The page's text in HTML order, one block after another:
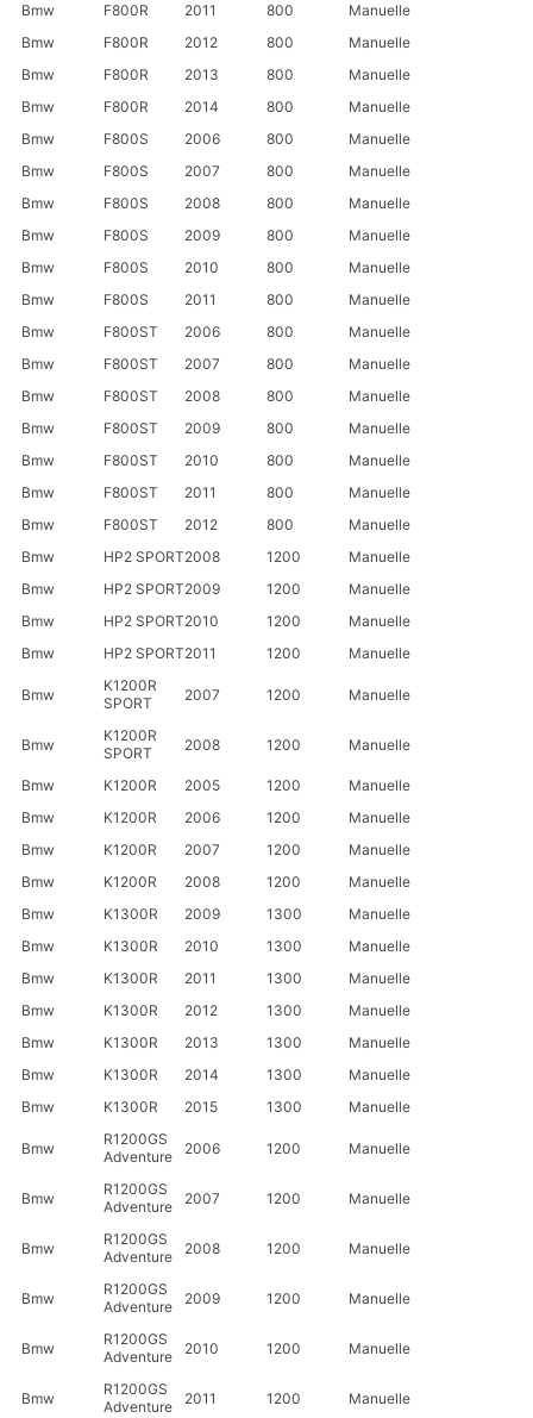
Bmw F800R 2011 800
Manuelle
Bmw
F800R 2012 800
Manuelle
Bmw
F800R 2013 800
Manuelle
Bmw
F800R 2014 800
Manuelle
Bmw
F800S 2006 800
Manuelle
Bmw
F800S 2007 800
Manuelle
Bmw
F800S 2008 800
Manuelle
Bmw
F800S 2009 800
Manuelle
Bmw
F800S 2010 800
Manuelle
Bmw
F800S 2011 800
Manuelle
Bmw
F800ST 2006 800
Manuelle
Bmw
F800ST 2007 800
Manuelle
Bmw
F800ST 2008 800
Manuelle
Bmw
F800ST 2009 800
Manuelle
Bmw
F800ST 2010 800
Manuelle
Bmw
F800ST 2011 800
Manuelle
Bmw
F800ST 2012 800
Manuelle
Bmw
HP2 SPORT2008 1200
Manuelle
Bmw
HP2 SPORT2009 1200
Manuelle
Bmw
HP2 SPORT2010 1200
Manuelle
Bmw
HP2 SPORT2011 1200 Manuelle
Bmw
K1200R
SPORT
2007 1200 Manuelle
Bmw
K1200R
SPORT
2008 1200 Manuelle
Bmw K1200R 2005 1200
Manuelle
Bmw
K1200R 2006 1200
Manuelle
Bmw
K1200R 2007 1200
Manuelle
Bmw
K1200R 2008 1200
Manuelle
Bmw
K1300R 2009 1300
Manuelle
Bmw
K1300R 2010 1300
Manuelle
Bmw
K1300R 2011 1300
Manuelle
Bmw
K1300R 2012 1300
Manuelle
Bmw
K1300R 2013 1300
Manuelle
Bmw
K1300R 2014 1300
Manuelle
Bmw
K1300R 2015 1300 Manuelle
Bmw
R1200GS
Adventure
2006 1200 Manuelle
Bmw
R1200GS
Adventure
2007 1200 Manuelle
Bmw
R1200GS
Adventure
2008 1200 Manuelle
Bmw
R1200GS
Adventure
2009 1200 Manuelle
Bmw
R1200GS
Adventure
2010 1200 Manuelle
Bmw
R1200GS
Adventure
2011 1200 Manuelle